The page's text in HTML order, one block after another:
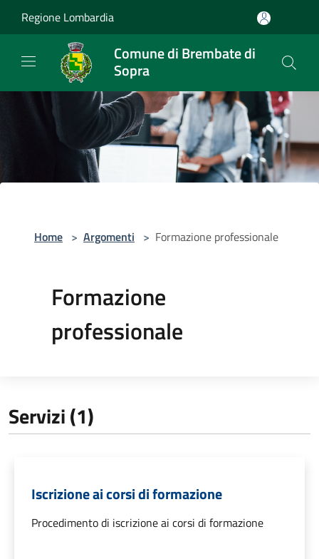
Regione Lombardia
Comune di Brembate di
Sopra
Home > Argomenti > Formazione professionale
Formazione
professionale
Servizi (1)
Iscrizione ai corsi di formazione
Procedimento di iscrizione ai corsi di formazione